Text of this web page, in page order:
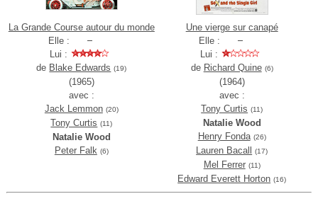
La Grande Course autour du monde
Elle :
Lui :
de Blake Edwards (19)
(1965)
avec :
Jack Lemmon (20)
Tony Curtis (11)
Natalie Wood
Peter Falk (6)
Une vierge sur canapé
Elle :
Lui :
de Richard Quine (6)
(1964)
avec :
Tony Curtis (11)
Natalie Wood
Henry Fonda (26)
Lauren Bacall (17)
Mel Ferrer (11)
Edward Everett Horton (16)